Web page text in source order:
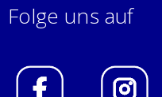
Folge uns auf